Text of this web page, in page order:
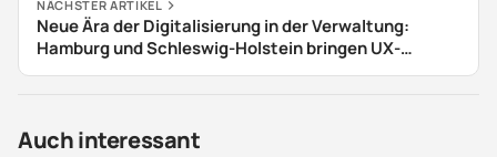
NÄCHSTER ARTIKEL
Neue Ära der Digitalisierung in der Verwaltung:
Hamburg und Schleswig-Holstein bringen UX-
Standard auf den Weg
Auch interessant